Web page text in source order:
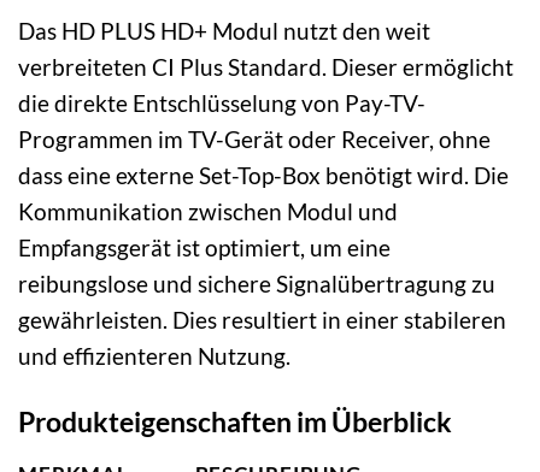
Das HD PLUS HD+ Modul nutzt den weit
verbreiteten CI Plus Standard. Dieser ermöglicht
die direkte Entschlüsselung von Pay-TV-
Programmen im TV-Gerät oder Receiver, ohne
dass eine externe Set-Top-Box benötigt wird. Die
Kommunikation zwischen Modul und
Empfangsgerät ist optimiert, um eine
reibungslose und sichere Signalübertragung zu
gewährleisten. Dies resultiert in einer stabileren
und effizienteren Nutzung.
Produkteigenschaften im Überblick